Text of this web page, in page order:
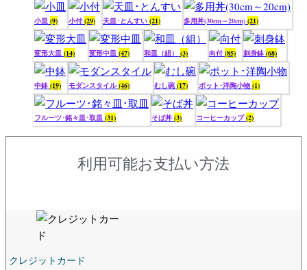
小皿 (9) 小付 (29) 天皿･とんすい (21) 多用丼(30cm～20cm) (21)
変形大皿 (14) 変形中皿 (47) 和皿（組） (3) 向付 (85) 刺身鉢 (68)
中鉢 (19) モダンスタイル(46) むし碗 (17) ポット･洋陶小物 (1)
フルーツ･銘々皿･取皿 (31) そば丼 (3) コーヒーカップ(2)
利用可能お支払い方法
クレジットカード